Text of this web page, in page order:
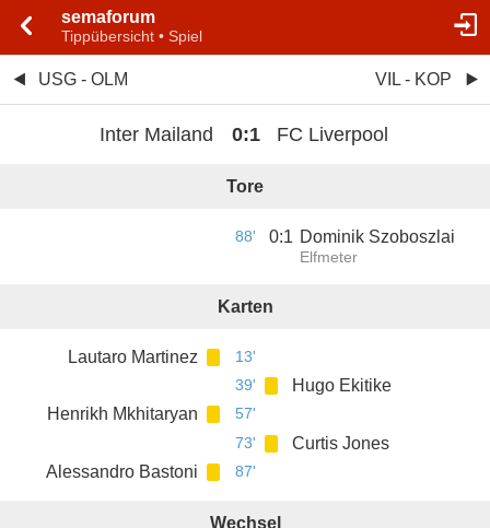
semaforum
Tippübersicht • Spiel
USG - OLM VIL - KOP
Inter Mailand 0:1 FC Liverpool
Tore
88' 0:1 Dominik Szoboszlai
Elfmeter
Karten
Lautaro Martinez
13'
39'
Hugo Ekitike
Henrikh Mkhitaryan
57'
73'
Curtis Jones
Alessandro Bastoni
87'
Wechsel